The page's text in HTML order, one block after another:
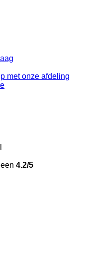
met onze afdeling
4.2/5